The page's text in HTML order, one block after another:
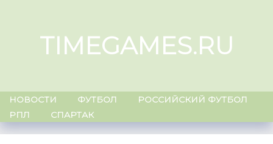
contentTIMEGAMES.RU
НОВОСТИ ФУТБОЛ
РОССИЙСКИЙ ФУТБОЛ
РПЛ
СПАРТАК